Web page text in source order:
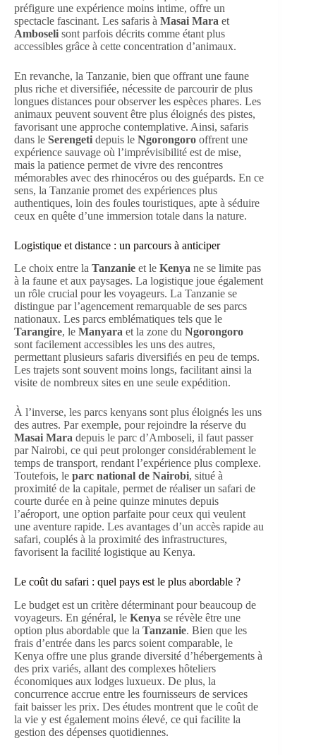
préfigure une expérience moins intime, offre un
spectacle fascinant. Les safaris à Masai Mara et
Amboseli sont parfois décrits comme étant plus
accessibles grâce à cette concentration d’animaux.
En revanche, la Tanzanie, bien que offrant une faune
plus riche et diversifiée, nécessite de parcourir de plus
longues distances pour observer les espèces phares. Les
animaux peuvent souvent être plus éloignés des pistes,
favorisant une approche contemplative. Ainsi, safaris
dans le Serengeti depuis le Ngorongoro offrent une
expérience sauvage où l’imprévisibilité est de mise,
mais la patience permet de vivre des rencontres
mémorables avec des rhinocéros ou des guépards. En ce
sens, la Tanzanie promet des expériences plus
authentiques, loin des foules touristiques, apte à séduire
ceux en quête d’une immersion totale dans la nature.
Logistique et distance : un parcours à anticiper
Le choix entre la Tanzanie et le Kenya ne se limite pas
à la faune et aux paysages. La logistique joue également
un rôle crucial pour les voyageurs. La Tanzanie se
distingue par l’agencement remarquable de ses parcs
nationaux. Les parcs emblématiques tels que le
Tarangire, le Manyara et la zone du Ngorongoro
sont facilement accessibles les uns des autres,
permettant plusieurs safaris diversifiés en peu de temps.
Les trajets sont souvent moins longs, facilitant ainsi la
visite de nombreux sites en une seule expédition.
À l’inverse, les parcs kenyans sont plus éloignés les uns
des autres. Par exemple, pour rejoindre la réserve du
Masai Mara depuis le parc d’Amboseli, il faut passer
par Nairobi, ce qui peut prolonger considérablement le
temps de transport, rendant l’expérience plus complexe.
Toutefois, le parc national de Nairobi, situé à
proximité de la capitale, permet de réaliser un safari de
courte durée en à peine quinze minutes depuis
l’aéroport, une option parfaite pour ceux qui veulent
une aventure rapide. Les avantages d’un accès rapide au
safari, couplés à la proximité des infrastructures,
favorisent la facilité logistique au Kenya.
Le coût du safari : quel pays est le plus abordable ?
Le budget est un critère déterminant pour beaucoup de
voyageurs. En général, le Kenya se révèle être une
option plus abordable que la Tanzanie. Bien que les
frais d’entrée dans les parcs soient comparable, le
Kenya offre une plus grande diversité d’hébergements à
des prix variés, allant des complexes hôteliers
économiques aux lodges luxueux. De plus, la
concurrence accrue entre les fournisseurs de services
fait baisser les prix. Des études montrent que le coût de
la vie y est également moins élevé, ce qui facilite la
gestion des dépenses quotidiennes.